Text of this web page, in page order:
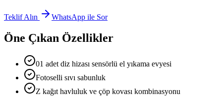
Teklif Alın WhatsApp ile Sor
Öne Çıkan Özellikler
01 adet diz hizası sensörlü el yıkama evyesi
Fotoselli sıvı sabunluk
Z kağıt havluluk ve çöp kovası kombinasyonu